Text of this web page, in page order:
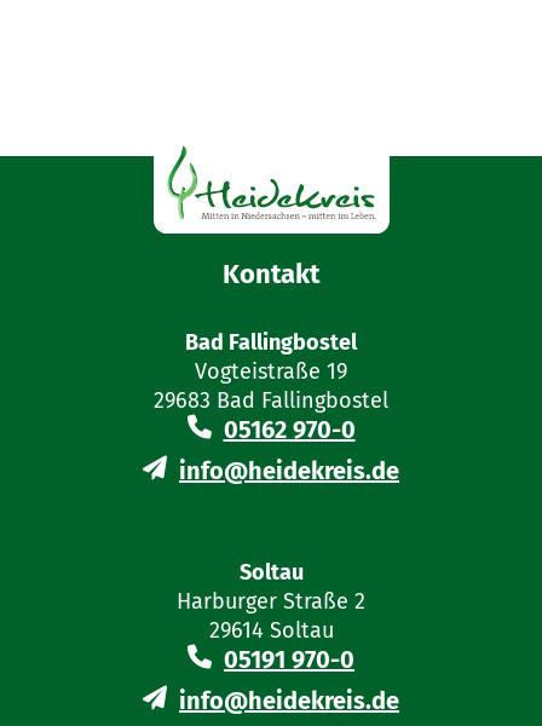
Kontakt
Bad Fallingbostel
Vogteistraße 19
29683 Bad Fallingbostel
05162 970-0
info@heidekreis.de
Soltau
Harburger Straße 2
29614 Soltau
05191 970-0
info@heidekreis.de